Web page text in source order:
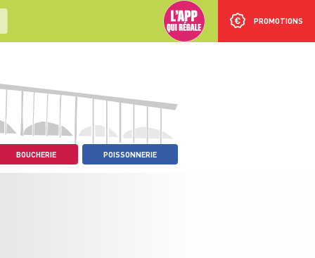
PROMOTIONS
BOUCHERIE POISSONNERIE